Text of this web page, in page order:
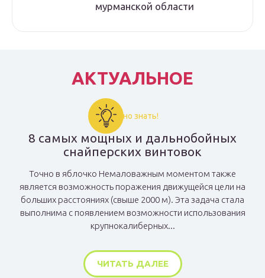
мурманской области
АКТУАЛЬНОЕ
Важно знать!
8 самых мощных и дальнобойных
снайперских винтовок
Точно в яблочко Немаловажным моментом также
является возможность поражения движущейся цели на
больших расстояниях (свыше 2000 м). Эта задача стала
выполнима с появлением возможности использования
крупнокалиберных...
ЧИТАТЬ ДАЛЕЕ